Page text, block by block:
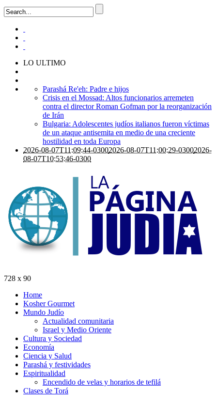
LO ULTIMO
Parashá Re'eh: Padre e hijos
Crisis en el Mossad: Altos funcionarios arremeten
contra el director Roman Gofman por la reorganización
de Irán
Bulgaria: Adolescentes judíos italianos fueron víctimas
de un ataque antisemita en medio de una creciente
hostilidad en toda Europa
2026-08-07T11:09:44-03002026-08-07T11:00:29-03002026-
08-07T10:53:46-0300
728 x 90
Home
Kosher Gourmet
Mundo Judío
Actualidad comunitaria
Israel y Medio Oriente
Cultura y Sociedad
Economía
Ciencia y Salud
Parashá y festividades
Espiritualidad
Encendido de velas y horarios de tefilá
Clases de Torá